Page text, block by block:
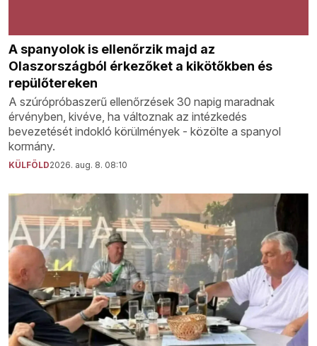
A spanyolok is ellenőrzik majd az
Olaszországból érkezőket a kikötőkben és
repülőtereken
A szúrópróbaszerű ellenőrzések 30 napig maradnak
érvényben, kivéve, ha változnak az intézkedés
bevezetését indokló körülmények - közölte a spanyol
kormány.
KÜLFÖLD2026. aug. 8. 08:10